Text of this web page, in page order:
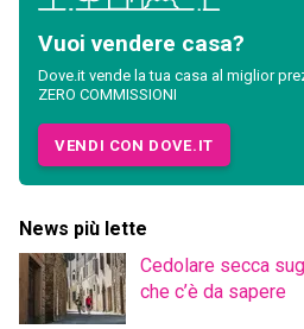
Vuoi vendere casa?
Dove.it vende la tua casa al miglior
ZERO COMMISSIONI
VENDI CON DOVE.IT
News più lette
Cedolare secca
che c’è da sapere